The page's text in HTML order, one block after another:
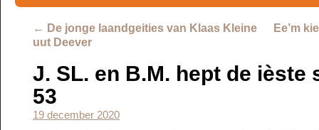
← De jonge laandgeities van Klaas Kleine
uut Deever
Ee’m
J. SL. en B.M. hept de ièste
53
19 december 2020